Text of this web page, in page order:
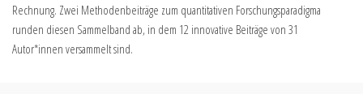
Rechnung. Zwei Methodenbeiträge zum quantitativen Forschungsparadigma
runden diesen Sammelband ab, in dem 12 innovative Beiträge von 31
Autor*innen versammelt sind.